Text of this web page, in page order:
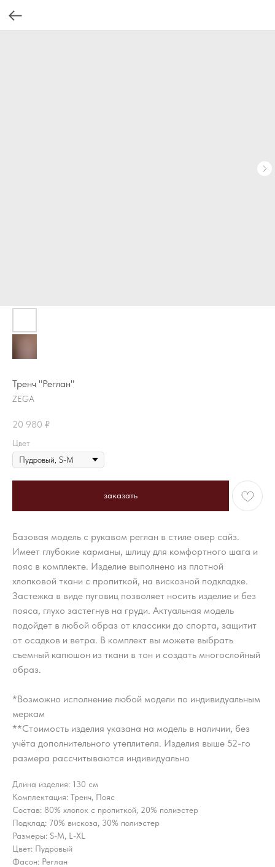
Тренч "Реглан"
ZEGA
20 980 ₽
Цвет
заказать
Базовая модель с рукавом реглан в стиле овер сайз.
Имеет глубокие карманы, шлицу для комфортного шага и
пояс в комплекте. Изделие выполнено из плотной
хлопковой ткани с пропиткой, на вискозной подкладке.
Застежка в виде пуговиц позволяет носить изделие и без
пояса, глухо застегнув на груди. Актуальная модель
подойдет в любой образ от классики до спорта, защитит
от осадков и ветра. В комплект вы можете выбрать
съемный капюшон из ткани в тон и создать многослойный
образ.
*Возможно исполнение любой модели по индивидуальным
меркам
**Стоимость изделия указана на модель в наличии, без
учёта дополнительного утеплителя. Изделия выше 52-го
размера рассчитываются индивидуально
Длина изделия: 130 см
Комплектация: Тренч, Пояс
Состав: 80% хлопок с пропиткой, 20% полиэстер
Подклад: 70% вискоза, 30% полиэстер
Размеры: S-M, L-XL
Цвет: Пудровый
Фасон: Реглан